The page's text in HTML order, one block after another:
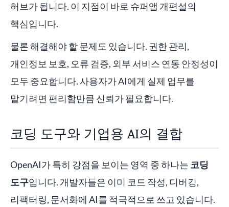
허브가 됩니다. 이 지점이 바로 슈퍼앱 개편설의
핵심입니다.
물론 해결해야 할 문제도 있습니다. 권한 관리,
개인정보 보호, 오류 검증, 외부 서비스 연동 안정성이
모두 중요합니다. 사용자가 AI에게 실제 업무를
맡기려면 편리함만큼 신뢰가 필요합니다.
코딩 도구와 기업용 AI의 결합
OpenAI가 특히 강점을 보이는 영역 중 하나는 코딩
도구입니다. 개발자들은 이미 코드 작성, 디버깅,
리팩터링, 문서화에 AI를 적극적으로 쓰고 있습니다.